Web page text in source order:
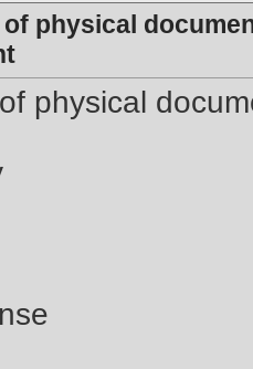
physical
physical